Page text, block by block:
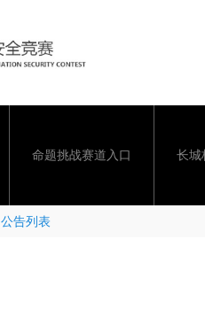
命题挑战赛道入口 长城
公告列表